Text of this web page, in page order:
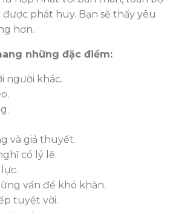
phát huy. Bạn sẽ thấy yêu
hơn.
những đặc điểm:
người khác.
và giả thuyết.
có lý lẽ.
vấn đề khó khăn.
tuyệt vời.